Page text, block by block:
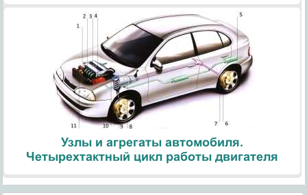
Узлы и агрегаты автомобиля.
Четырехтактный цикл работы двигателя